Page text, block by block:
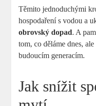
Těmito jednoduchými
hospodaření s vodou a
obrovský dopad. A
tom, co děláme dnes,
budoucím generacím.
Jak snížit